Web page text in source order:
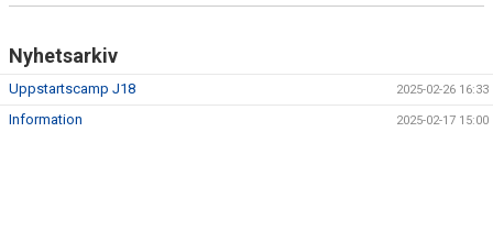
Nyhetsarkiv
Uppstartscamp J18 2025-02-26 16:33
Information 2025-02-17 15:00